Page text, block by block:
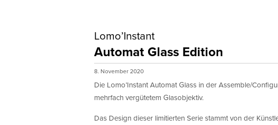
Lomo’Instant
Automat Glass Edition
8. November 2020
Die Lomo’Instant Automat Glass in der Assemble/
mehrfach vergütetem Glasobjektiv.
Das Design dieser limitierten Serie stammt von der